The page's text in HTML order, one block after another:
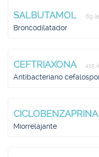
SALBUTAMOL 69
Broncodilatador
CEFTRIAXONA 415
Antibacteriano
CICLOBENZAPRINA
Miorrelajante